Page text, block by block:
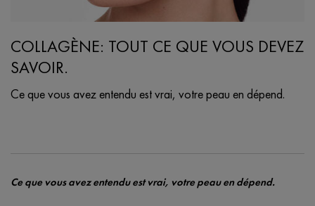
COLLAGÈNE: TOUT CE QUE VOUS DEVEZ
SAVOIR.
Ce que vous avez entendu est vrai, votre peau en dépend.
Ce que vous avez entendu est vrai, votre peau en dépend.